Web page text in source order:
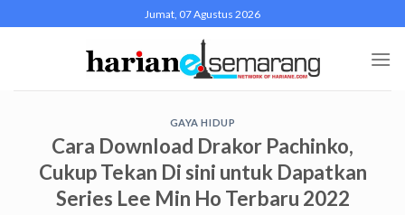
to
Jumat, 07 Agustus 2026
GAYA HIDUP
Cara Download Drakor Pachinko,
Cukup Tekan Di sini untuk Dapatkan
Series Lee Min Ho Terbaru 2022